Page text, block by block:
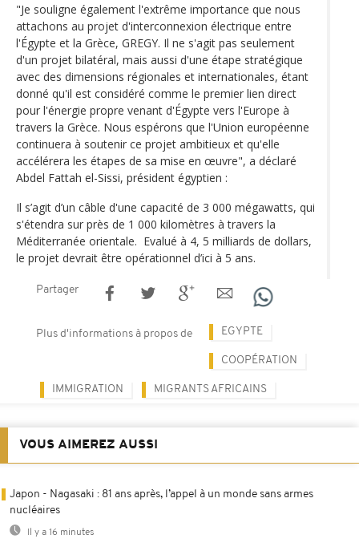
"Je souligne également l'extrême importance que nous
attachons au projet d'interconnexion électrique entre
l'Égypte et la Grèce, GREGY. Il ne s'agit pas seulement
d'un projet bilatéral, mais aussi d'une étape stratégique
avec des dimensions régionales et internationales, étant
donné qu'il est considéré comme le premier lien direct
pour l'énergie propre venant d'Égypte vers l'Europe à
travers la Grèce. Nous espérons que l'Union européenne
continuera à soutenir ce projet ambitieux et qu'elle
accélérera les étapes de sa mise en œuvre", a déclaré
Abdel Fattah el-Sissi, président égyptien :
Il s’agit d’un câble d'une capacité de 3 000 mégawatts, qui
s'étendra sur près de 1 000 kilomètres à travers la
Méditerranée orientale. Evalué à 4, 5 milliards de dollars,
le projet devrait être opérationnel d’ici à 5 ans.
Partager
Plus d'informations à propos de EGYPTE
COOPÉRATION
IMMIGRATION MIGRANTS AFRICAINS
VOUS AIMEREZ AUSSI
Japon - Nagasaki : 81 ans après, l’appel à un monde sans armes
nucléaires
Il y a 16 minutes